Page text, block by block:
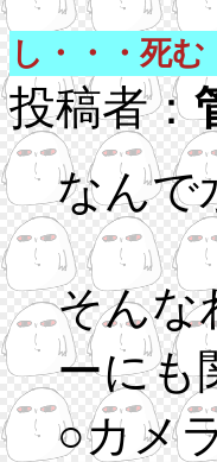
し・・・死む
投稿者：
なんで
そんな
ーにも
○カメ